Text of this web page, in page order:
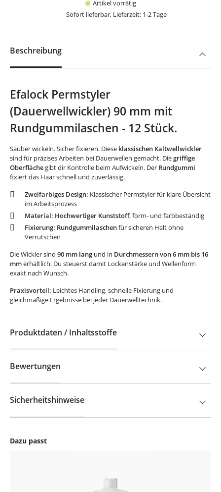
Artikel vorrätig
Sofort lieferbar, Lieferzeit: 1-2 Tage
Dazu passt
Beschreibung
Efalock Permstyler
(Dauerwellwickler) 90 mm mit
Rundgummilaschen - 12 Stück.
Sauber wickeln. Sicher fixieren. Diese klassischen Kaltwellwickler
sind für präzises Arbeiten bei Dauerwellen gemacht. Diegriffige
Oberflächegibt dir Kontrolle beim Aufwickeln. Der Rundgummi
fixiert das Haar schnell und zuverlässig.
Zweifarbiges Design: Klassischer Permstyler für klare Übersicht
im Arbeitsprozess
Material: Hochwertiger Kunststoff, form- und farbbeständig
Fixierung: Rundgummilaschenfür sicheren Halt ohne
Verrutschen
Die Wickler sind 90 mm lang und in Durchmessern von 6 mm bis 16
mmerhältlich. Du steuerst damit Lockenstärke und Wellenform
exakt nach Wunsch.
Praxisvorteil: Leichtes Handling, schnelle Fixierung und
gleichmäßige Ergebnisse bei jeder Dauerwelltechnik.
Produktdaten / Inhaltsstoffe
Bewertungen
Sicherheitshinweise